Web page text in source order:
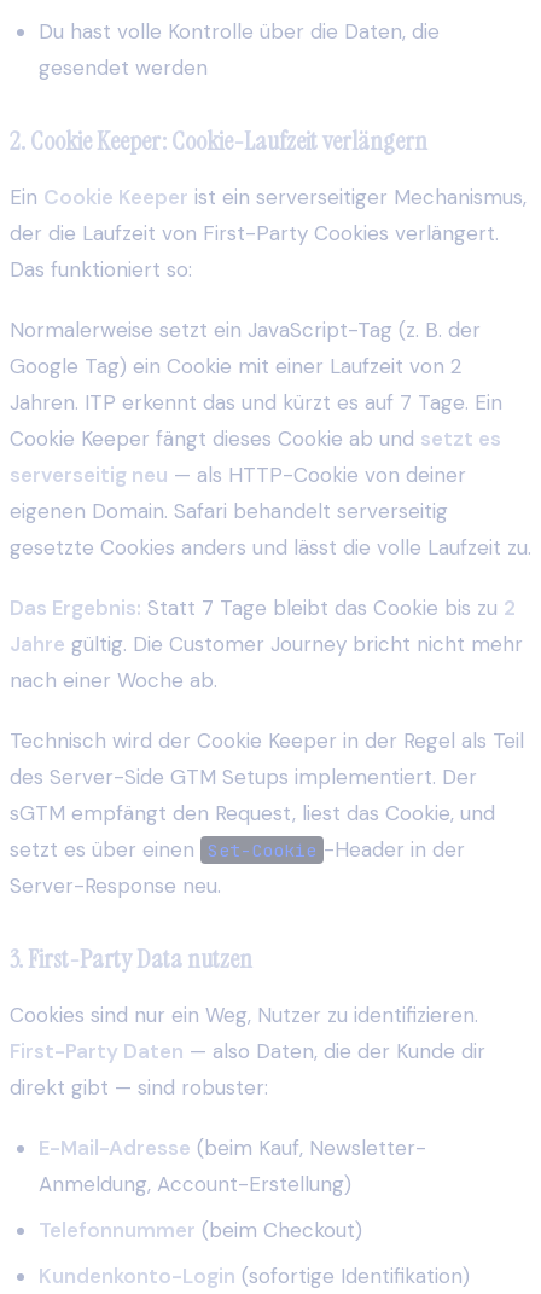
Du hast volle Kontrolle über die Daten, die
gesendet werden
2. Cookie Keeper: Cookie-Laufzeit verlängern
Ein Cookie Keeper ist ein serverseitiger Mechanismus,
der die Laufzeit von First-Party Cookies verlängert.
Das funktioniert so:
Normalerweise setzt ein JavaScript-Tag (z. B. der
Google Tag) ein Cookie mit einer Laufzeit von 2
Jahren. ITP erkennt das und kürzt es auf 7 Tage. Ein
Cookie Keeper fängt dieses Cookie ab und setzt es
serverseitig neu — als HTTP-Cookie von deiner
eigenen Domain. Safari behandelt serverseitig
gesetzte Cookies anders und lässt die volle Laufzeit zu.
Das Ergebnis: Statt 7 Tage bleibt das Cookie bis zu 2
Jahre gültig. Die Customer Journey bricht nicht mehr
nach einer Woche ab.
Technisch wird der Cookie Keeper in der Regel als Teil
des Server-Side GTM Setups implementiert. Der
sGTM empfängt den Request, liest das Cookie, und
setzt es über einen
Set-Cookie -Header in der
Server-Response neu.
3. First-Party Data nutzen
Cookies sind nur ein Weg, Nutzer zu identifizieren.
First-Party Daten — also Daten, die der Kunde dir
direkt gibt — sind robuster:
E-Mail-Adresse (beim Kauf, Newsletter-
Anmeldung, Account-Erstellung)
Telefonnummer (beim Checkout)
Kundenkonto-Login (sofortige Identifikation)